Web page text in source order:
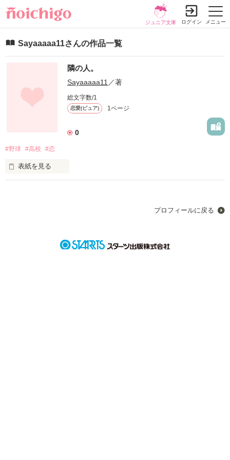
メニュー
ジュニア文庫 ログイン
Sayaaaaa11さんの作品一覧
隣の人。
Sayaaaaa11 ／著
総文字数/1
恋愛(ピュア) 1ページ
0
#野球 #高校 #恋
表紙を見る
プロフィールに戻る